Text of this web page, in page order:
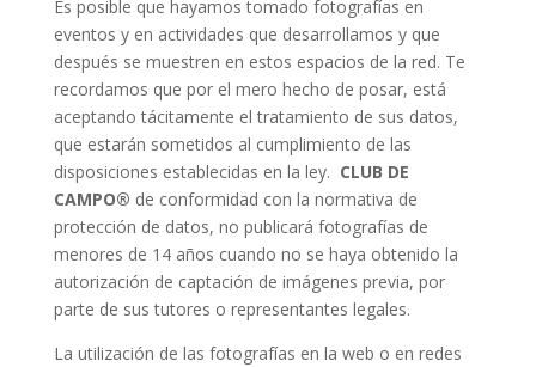
Es posible que hayamos tomado fotografías en
eventos y en actividades que desarrollamos y que
después se muestren en estos espacios de la red. Te
recordamos que por el mero hecho de posar, está
aceptando tácitamente el tratamiento de sus datos,
que estarán sometidos al cumplimiento de las
disposiciones establecidas en la ley. CLUB DE
CAMPO® de conformidad con la normativa de
protección de datos, no publicará fotografías de
menores de 14 años cuando no se haya obtenido la
autorización de captación de imágenes previa, por
parte de sus tutores o representantes legales.
La utilización de las fotografías en la web o en redes